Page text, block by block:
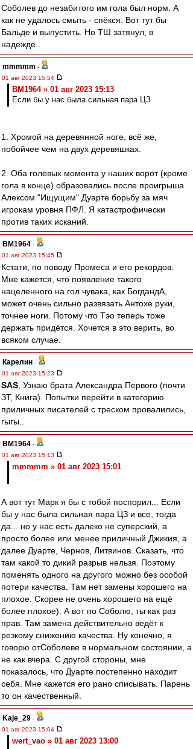
Соболев до незабитого им гола был норм. А
как не удалось смыть - спёкся. Вот тут бы
Бальде и выпустить. Но ТШ затянул, в
надежде..
mmmmm -
01 авг 2023 15:54
BM1964 » 01 авг 2023 15:13
Если бы у нас была сильная пара ЦЗ
1. Хромой на деревянной ноге, всё же,
побойчее чем на двух деревяшках.
2. Оба голевых момента у наших ворот (кроме
гола в конце) образовались после проигрыша
Алексом "Ищущим" Дуарте борьбу за мяч
игрокам уровня ПФЛ. Я катастрофически
против таких исканий.
BM1964 -
01 авг 2023 15:45
Кстати, по поводу Промеса и его рекордов.
Мне кажется, что появление такого
нацеленного на гол чувака, как БогдандА,
может очень сильно развязать Антохе руки,
точнее ноги. Потому что Тэо теперь тоже
держать придётся. Хочется в это верить, во
всяком случае.
Карелин -
01 авг 2023 15:23
SAS , Узнаю брата Александра Первого (почти
ЗТ, Книга). Попытки перейти в категорию
приличных писателей с треском провалились,
гыгы..
BM1964 -
01 авг 2023 15:13
mmmmm » 01 авг 2023 15:01
А вот тут Марк я бы с тобой поспорил... Если
бы у нас была сильная пара ЦЗ и все, тогда
да... но у нас есть далеко не суперский, а
просто более или менее приличный Джикия, а
далее Дуарте, Чернов, Литвинов. Сказать, что
там какой то дикий разрыв нельзя. Поэтому
поменять одного на другого можно без особой
потери качества. Там нет замены хорошего на
плохое. Скорее не очень хорошего на ещё
более плохое). А вот по Соболю, ты как раз
прав. Там замена действительно ведёт к
резкому снижению качества. Ну конечно, я
говорю отСоболеве в нормальном состоянии, а
не как вчера. С другой стороны, мне
показалось, что Дуарте постепенно находит
себя. Мне кажется его рано списывать. Парень
то он качественный.
Kaje_29 -
01 авг 2023 15:04
wert_vao » 01 авг 2023 13:00